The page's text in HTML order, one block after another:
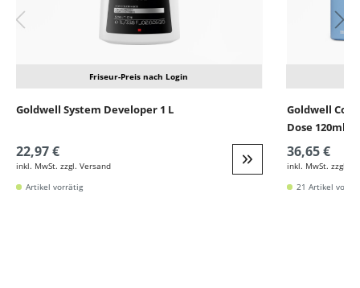
Friseur-Preis nach Login
Goldwell System Developer 1 L
22,97 €
inkl. MwSt. zzgl. Versand Weiter zur Detail
Artikel vorrätig
Goldwell
Dose 120ml
36,65 €
inkl. MwSt. zzgl.
21 Artikel